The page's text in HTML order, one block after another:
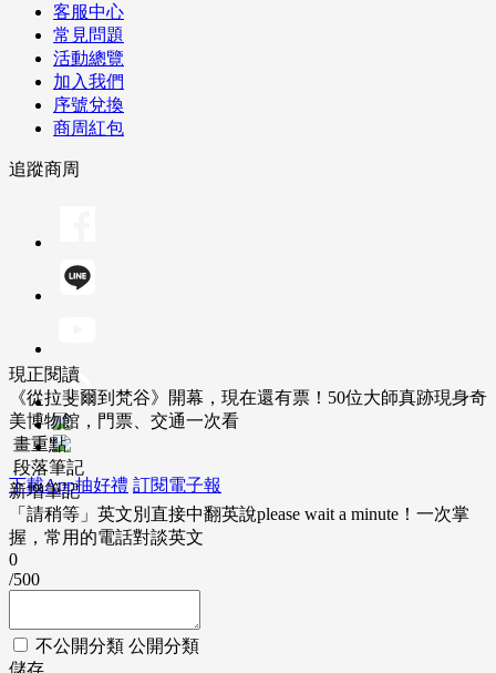
客服中心
常見問題
活動總覽
加入我們
序號兌換
商周紅包
追蹤商周
下載App抽好禮 訂閱電子報
現正閱讀
《從拉斐爾到梵谷》開幕，現在還有票！50位大師真跡現身奇
美博物館，門票、交通一次看
畫重點
段落筆記
新增筆記
「請稍等」英文別直接中翻英說please wait a minute！一次掌
握，常用的電話對談英文
0
/500
不公開分類 公開分類
儲存